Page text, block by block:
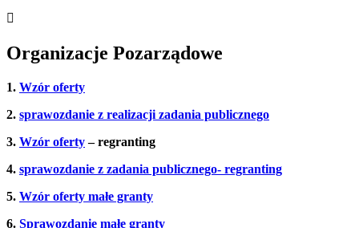

Organizacje Pozarządowe
1. Wzór oferty
2. sprawozdanie z realizacji zadania publicznego
3. Wzór oferty​ – regranting
4. sprawozdanie z zadania publicznego- regranting
5. Wzór oferty małe granty
6. Sprawozdanie małe granty